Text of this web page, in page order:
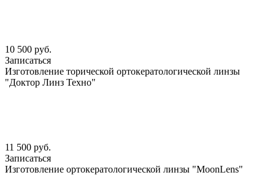
10 500 руб.
Записаться
Изготовление торической ортокератологической линзы
"Доктор Линз Техно"
11 500 руб.
Записаться
Изготовление ортокератологической линзы "MoonLens"